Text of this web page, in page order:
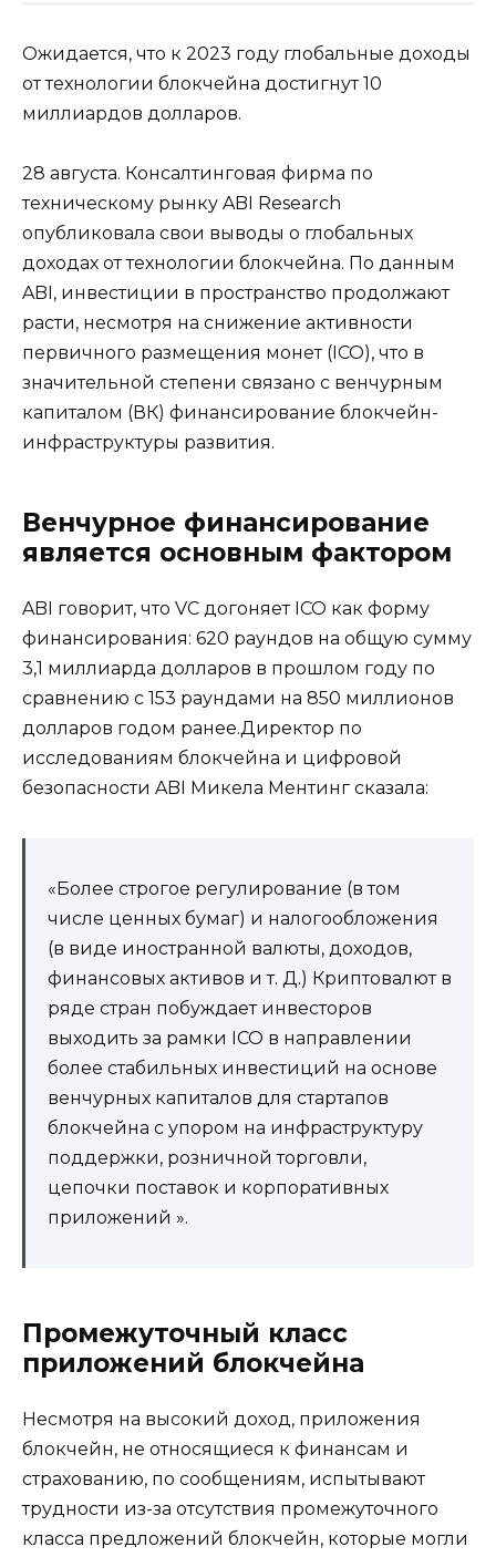
Ожидается, что к 2023 году глобальные доходы
от технологии блокчейна достигнут 10
миллиардов долларов.
28 августа. Консалтинговая фирма по
техническому рынку ABI Research
опубликовала свои выводы о глобальных
доходах от технологии блокчейна. По данным
ABI, инвестиции в пространство продолжают
расти, несмотря на снижение активности
первичного размещения монет (ICO), что в
значительной степени связано с венчурным
капиталом (ВК) финансирование блокчейн-
инфраструктуры развития.
Венчурное финансирование
является основным фактором
ABI говорит, что VC догоняет ICO как форму
финансирования: 620 раундов на общую сумму
3,1 миллиарда долларов в прошлом году по
сравнению с 153 раундами на 850 миллионов
долларов годом ранее.Директор по
исследованиям блокчейна и цифровой
безопасности ABI Микела Ментинг сказала:
«Более строгое регулирование (в том
числе ценных бумаг) и налогообложения
(в виде иностранной валюты, доходов,
финансовых активов и т. Д.) Криптовалют в
ряде стран побуждает инвесторов
выходить за рамки ICO в направлении
более стабильных инвестиций на основе
венчурных капиталов для стартапов
блокчейна с упором на инфраструктуру
поддержки, розничной торговли,
цепочки поставок и корпоративных
приложений ».
Промежуточный класс
приложений блокчейна
Несмотря на высокий доход, приложения
блокчейн, не относящиеся к финансам и
страхованию, по сообщениям, испытывают
трудности из-за отсутствия промежуточного
класса предложений блокчейн, которые могли